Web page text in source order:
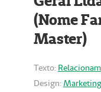
(Nome
Master)
Texto:
Design: Marketing